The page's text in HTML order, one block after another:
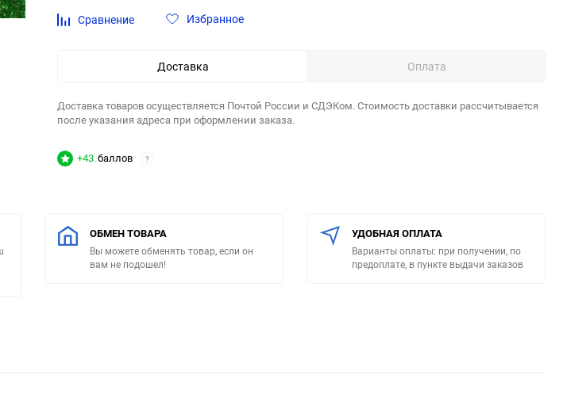
Сравнение Избранное
Доставка Оплата
Доставка товаров осуществляется Почтой России и СДЭКом. Стоимость доставки рассчитывается
после указания адреса при оформлении заказа.
+43 баллов ?
ОБМЕН ТОВАРА
Вы можете обменять товар, если он
вам не подошел!
УДОБНАЯ ОПЛАТА
Варианты оплаты: при получении, по
предоплате, в пункте выдачи заказов